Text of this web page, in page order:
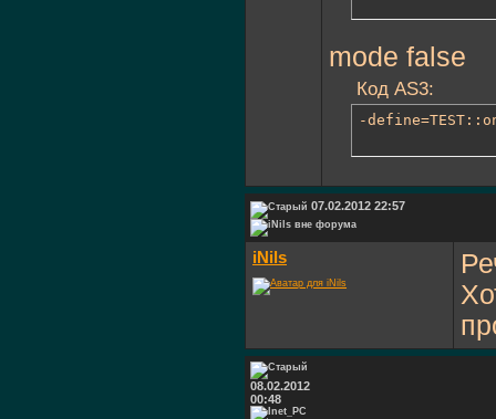
mode false
Код AS3:
-
07.02.2012 22:57
iNils
08.02.2012
00:48